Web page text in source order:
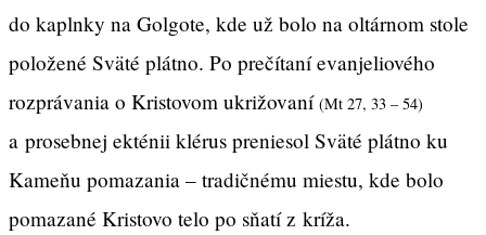
do kaplnky na Golgote, kde už bolo na oltárnom stole
položené Sväté plátno. Po prečítaní evanjeliového
rozprávania o Kristovom ukrižovaní (Mt 27, 33 – 54)
a prosebnej ekténii klérus preniesol Sväté plátno ku
Kameňu pomazania – tradičnému miestu, kde bolo
pomazané Kristovo telo po sňatí z kríža.